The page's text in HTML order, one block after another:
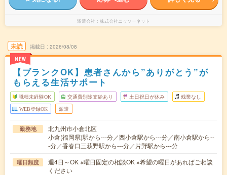
派遣会社 株式会社ニッソーネット
未読
NEW
掲載日 2026/08/08
【ブランクOK】患者さんから”ありがとう”が
もらえる生活サポート
職種未経験OK 交通費別途支給あり 土日祝日が休み 残業なし
WEB登録OK 派遣
勤務地
北九州市小倉北区
小倉(福岡県)駅から---分／西小倉駅から---分／南小倉駅から--
-分／香春口三萩野駅から---分／片野駅から---分
曜日頻度
週4日～OK ※曜日固定の相談OK ※希望の曜日があればご相談
ください